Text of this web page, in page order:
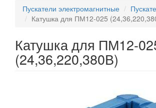
Пускатели электромагнитные
Катушка для ПМ12-025
Катушка для ПМ12-
(24,36,220,380В)